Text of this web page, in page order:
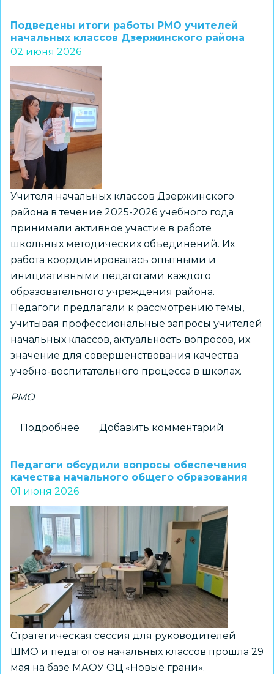
практики
методической
работы
представили
встрече
учителей
начальных
классов
Подведены итоги работы РМО учителей
начальных классов Дзержинского района
02 июня 2026
Учителя начальных классов Дзержинского
района в течение 2025-2026 учебного года
принимали активное участие в работе
школьных методических объединений. Их
работа координировалась опытными и
инициативными педагогами каждого
образовательного учреждения района.
Педагоги предлагали к рассмотрению темы,
учитывая профессиональные запросы учителей
начальных классов, актуальность вопросов, их
значение для совершенствования качества
учебно-воспитательного процесса в школах.
РМО
Подробнее
работы
учителей
классов
Дзержинского
района
Добавить комментарий
Педагоги обсудили вопросы обеспечения
качества начального общего образования
01 июня 2026
Стратегическая сессия для руководителей
ШМО и педагогов начальных классов прошла 29
мая на базе МАОУ ОЦ «Новые грани».